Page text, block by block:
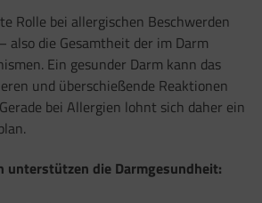
Rolle bei allergischen Beschwerden
also die Gesamtheit der im Darm
Ein gesunder Darm kann das
und überschießende Reaktionen
bei Allergien lohnt sich daher ein
unterstützen die Darmgesundheit: